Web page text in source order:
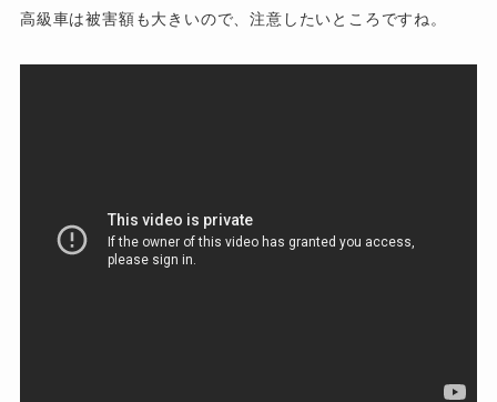
高級車は被害額も大きいので、注意したいところですね。